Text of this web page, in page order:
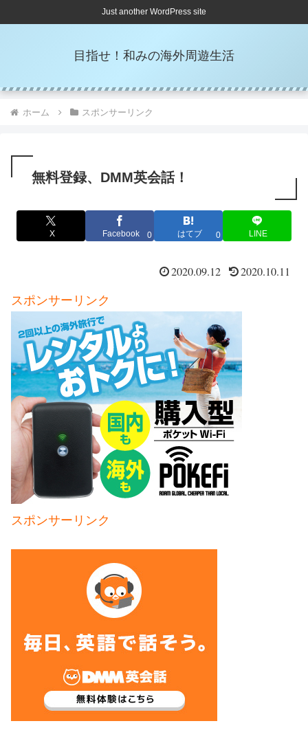
Just another WordPress site
目指せ！和みの海外周遊生活
ホーム スポンサーリンク
無料登録、DMM英会話！
X Facebook 0 はてブ 0 LINE
2020.09.12 2020.10.11
スポンサーリンク
スポンサーリンク